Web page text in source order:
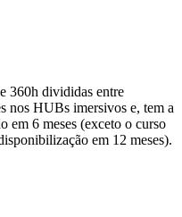
360h divididas entre
nos HUBs imersivos e, tem a
em 6 meses (exceto o curso
em 12 meses).